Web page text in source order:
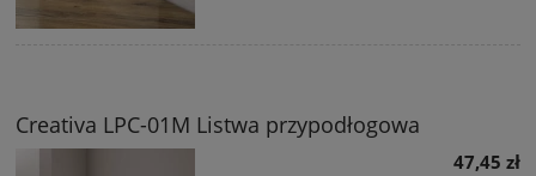
Creativa LPC-01M Listwa przypodłogowa
47,45 zł